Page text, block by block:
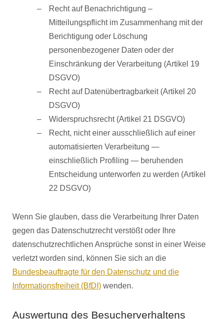
Recht auf Benachrichtigung –
Mitteilungspflicht im Zusammenhang mit der
Berichtigung oder Löschung
personenbezogener Daten oder der
Einschränkung der Verarbeitung (Artikel 19
DSGVO)
Recht auf Datenübertragbarkeit (Artikel 20
DSGVO)
Widerspruchsrecht (Artikel 21 DSGVO)
Recht, nicht einer ausschließlich auf einer
automatisierten Verarbeitung —
einschließlich Profiling — beruhenden
Entscheidung unterworfen zu werden (Artikel
22 DSGVO)
Wenn Sie glauben, dass die Verarbeitung Ihrer Daten
gegen das Datenschutzrecht verstößt oder Ihre
datenschutzrechtlichen Ansprüche sonst in einer Weise
verletzt worden sind, können Sie sich an die
Bundesbeauftragte für den Datenschutz und die
Informationsfreiheit (BfDI) wenden.
Auswertung des Besucherverhaltens